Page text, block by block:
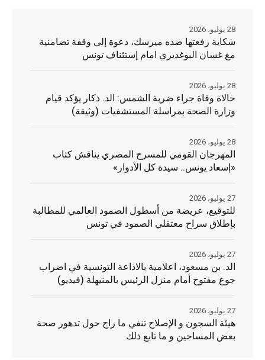
شكاية رفعتها ضده ميرسك، دعوة إلى وقفة تضامنية
مع غسان البوغديري امام إستئناف تونس
28 يوليو، 2026
حالاة وفاة جراء ضربة الشمس: الد. ذكار يؤكد قيام
وزارة الصحة بمراسلة المستشفيات (وثيقة)
28 يوليو، 2026
المهرجان القومي للمسرح المصري يناقش كتاب
«إسعاد يونس.. سيدة كل الأدوار»
28 يوليو، 2026
للتوقيع، عريضة من أسطول الصمود العالمي للمطالبة
بإطلاق سراح معتقلي الصمود في تونس
27 يوليو، 2026
الد. بن مسعود، اعلامية بالاذاعة التونسية في اضراب
جوع مفتوح أمام منزل الرئيس بالمنيهلة (فيديو)
27 يوليو، 2026
هيئة السجون و الإصلاح تنفي ما راج حول تدهور صحة
بعض المساجين و ما تابع ذلك
27 يوليو، 2026